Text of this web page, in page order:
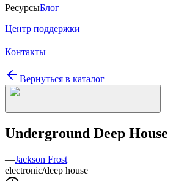
РесурсыБлог
Центр поддержки
Контакты
Вернуться в каталог
Underground Deep House
—Jackson Frost
electronic/deep house